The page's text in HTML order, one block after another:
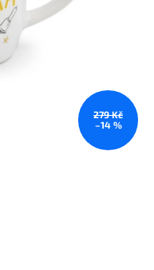
279 Kč
–14 %